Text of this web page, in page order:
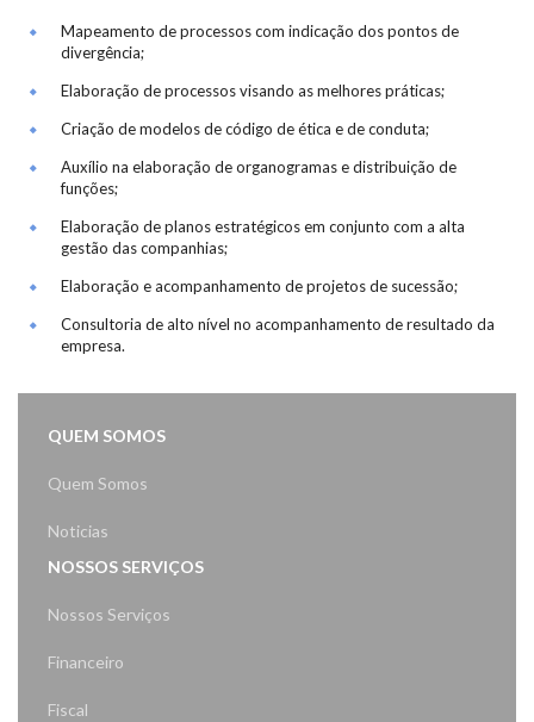
Mapeamento de processos com indicação dos pontos de
divergência;
Elaboração de processos visando as melhores práticas;
Criação de modelos de código de ética e de conduta;
Auxílio na elaboração de organogramas e distribuição de
funções;
Elaboração de planos estratégicos em conjunto com a alta
gestão das companhias;
Elaboração e acompanhamento de projetos de sucessão;
Consultoria de alto nível no acompanhamento de resultado da
empresa.
QUEM SOMOS
Quem Somos
Noticias
NOSSOS SERVIÇOS
Nossos Serviços
Financeiro
Fiscal